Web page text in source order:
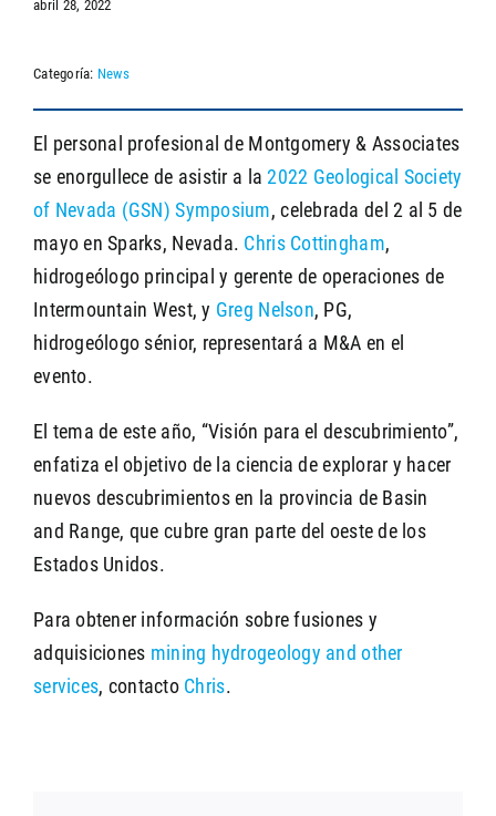
abril 28, 2022
Categoría: News
El personal profesional de Montgomery & Associates
se enorgullece de asistir a la2022 Geological Society
of Nevada (GSN) Symposium, celebrada del 2 al 5 de
mayo en Sparks, Nevada. Chris Cottingham,
hidrogeólogo principal y gerente de operaciones de
Intermountain West, y Greg Nelson, PG,
hidrogeólogo sénior, representará a M&A en el
evento.
El tema de este año, “Visión para el descubrimiento”,
enfatiza el objetivo de la ciencia de explorar y hacer
nuevos descubrimientos en la provincia de Basin
and Range, que cubre gran parte del oeste de los
Estados Unidos.
Para obtener información sobre fusiones y
adquisiciones mining hydrogeology and other
services, contacto Chris.